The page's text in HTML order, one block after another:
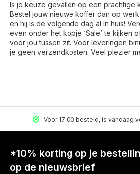
Is je keuze gevallen op een prachtige
Bestel jouw nieuwe koffer dan op
en hij is de volgende dag al in huis!
even onder het kopje ‘Sale’ te kijken
voor jou tussen zit. Voor leveringen
je geen verzendkosten. Veel plezier
Voor 17:00 besteld, is vandaag
*10% korting op je
op de nieuwsbrief